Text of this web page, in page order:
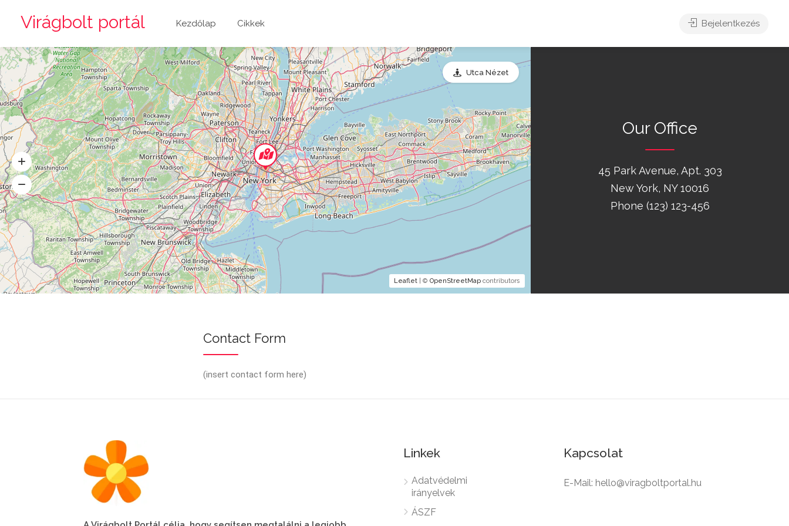
Virágbolt portál Kezdőlap Cikkek Bejelentkezés
Leaflet | © OpenStreetMap contributors
Utca Nézet
Our Office
45 Park Avenue, Apt. 303
New York, NY 10016
Phone (123) 123-456
Contact Form
(insert contact form here)
Linkek
Adatvédelmi
irányelvek
ÁSZF
Kapcsolat
E-Mail: hello@viragboltportal.hu